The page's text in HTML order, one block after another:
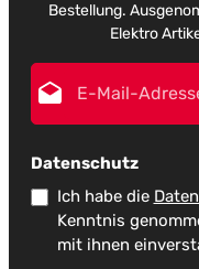
Bestellung.
Elektro
Datenschutz
Ich habe die
Kenntnis
mit ihnen